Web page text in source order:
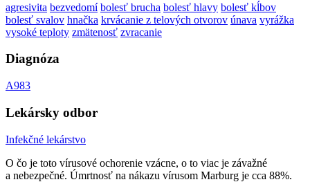
agresivita bezvedomí bolesť brucha bolesť hlavy bolesť kĺbov
bolesť svalov hnačka krvácanie z telových otvorov únava vyrážka
vysoké teploty zmätenosť zvracanie
Diagnóza
A983
Lekársky odbor
Infekčné lekárstvo
O čo je toto vírusové ochorenie vzácne, o to viac je závažné
a nebezpečné. Úmrtnosť na nákazu vírusom Marburg je cca 88%.